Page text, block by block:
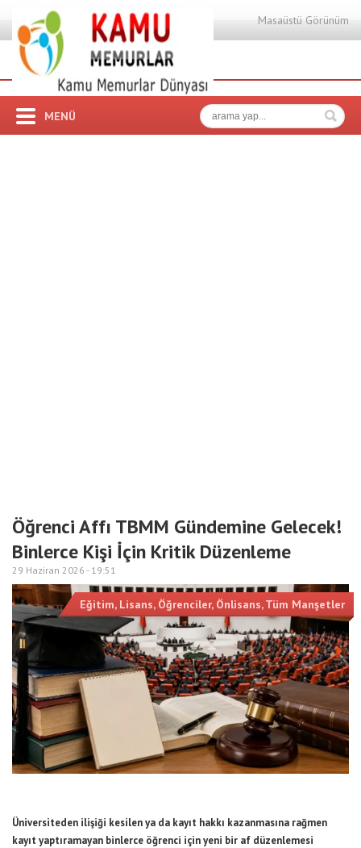
Masaüstü Görünüm
MENÜ
Öğrenci Affı TBMM Gündemine Gelecek!
Binlerce Kişi İçin Kritik Düzenleme
29 Haziran 2026 - 19:51
Eğitim, Lisans, Öğrenciler, Önlisans,Tüm Manşetler
Üniversiteden ilişiği kesilen ya da kayıt hakkı kazanmasına rağmen
kayıt yaptıramayan binlerce öğrenci için yeni bir af düzenlemesi